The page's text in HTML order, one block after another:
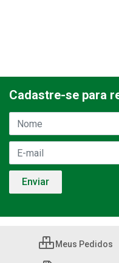
Cadastre-se para
Meus Pedidos